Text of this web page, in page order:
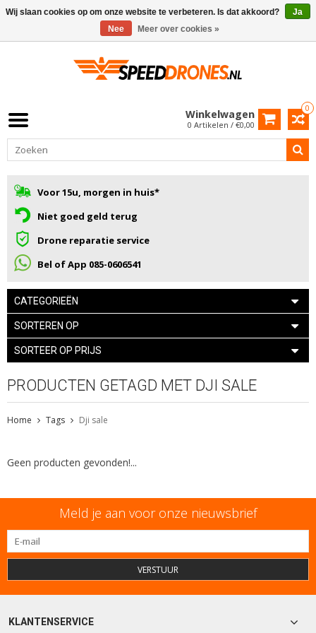
0
Winkelwagen
0 Artikelen / €0,00
Voor 15u, morgen in huis*
Niet goed geld terug
Drone reparatie service
Bel of App 085-0606541
CATEGORIEËN
SORTEREN OP
SORTEER OP PRIJS
PRODUCTEN GETAGD MET DJI SALE
Home Tags Dji sale
Geen producten gevonden!...
Meld je aan voor onze nieuwsbrief
VERSTUUR
KLANTENSERVICE
Wij slaan cookies op om onze website te verbeteren. Is dat akkoord?
Ja
Nee
Meer over cookies »